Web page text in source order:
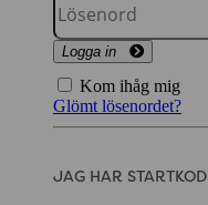
Logga in
Kom ihåg mig
Glömt lösenordet?
JAG HAR STARTKOD